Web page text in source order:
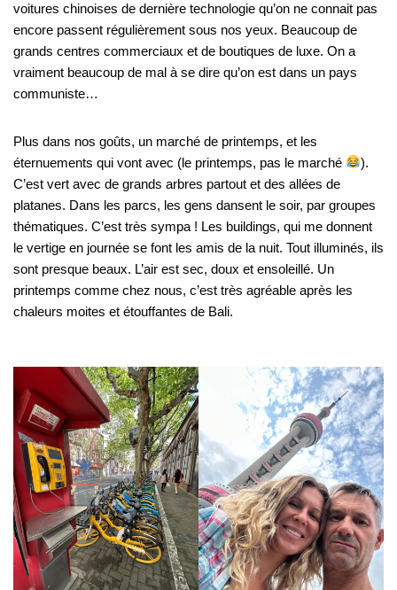
voitures chinoises de dernière technologie qu’on ne connait pas
encore passent régulièrement sous nos yeux. Beaucoup de
grands centres commerciaux et de boutiques de luxe. On a
vraiment beaucoup de mal à se dire qu’on est dans un pays
communiste…
Plus dans nos goûts, un marché de printemps, et les
éternuements qui vont avec (le printemps, pas le marché
).
C’est vert avec de grands arbres partout et des allées de
platanes. Dans les parcs, les gens dansent le soir, par groupes
thématiques. C’est très sympa ! Les buildings, qui me donnent
le vertige en journée se font les amis de la nuit. Tout illuminés, ils
sont presque beaux. L’air est sec, doux et ensoleillé. Un
printemps comme chez nous, c’est très agréable après les
chaleurs moites et étouffantes de Bali.